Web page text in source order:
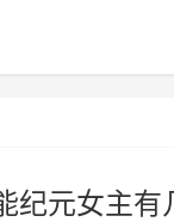
纪元女主有